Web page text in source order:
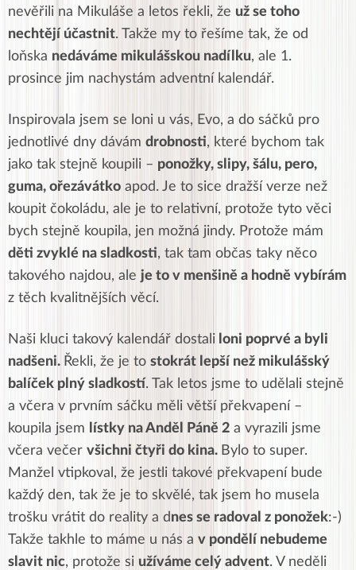
nevěřili na Mikuláše a letos řekli, že už se toho
nechtějí účastnit. Takže my to řešíme tak, že od
loňska nedáváme mikulášskou nadílku, ale 1.
prosince jim nachystám adventní kalendář.
Inspirovala jsem se loni u vás, Evo, a do sáčků pro
jednotlivé dny dávám drobnosti, které bychom tak
jako tak stejně koupili – ponožky, slipy, šálu, pero,
guma, ořezávátko apod. Je to sice dražší verze než
koupit čokoládu, ale je to relativní, protože tyto věci
bych stejně koupila, jen možná jindy. Protože mám
děti zvyklé na sladkosti, tak tam občas taky něco
takového najdou, ale je to v menšině a hodně vybírám
z těch kvalitnějších věcí.
Naši kluci takový kalendář dostali loni poprvé a byli
nadšeni. Řekli, že je to stokrát lepší než mikulášský
balíček plný sladkostí. Tak letos jsme to udělali stejně
a včera v prvním sáčku měli větší překvapení –
koupila jsem
lístky na Anděl Páně 2 a vyrazili jsme
včera večer všichni čtyři do kina. Bylo to super.
Manžel vtipkoval, že jestli takové překvapení bude
každý den, tak že je to skvělé, tak jsem ho musela
trošku vrátit do reality a dnes se radoval z ponožek:-)
Takže takhle to máme u nás a v pondělí nebudeme
slavit nic, protože si užíváme celý advent. V neděli